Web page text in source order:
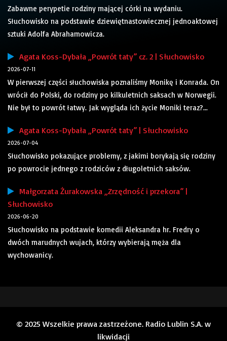
Zabawne perypetie rodziny mającej córki na wydaniu.
Słuchowisko na podstawie dziewiętnastowiecznej jednoaktowej
sztuki Adolfa Abrahamowicza.
Agata Koss-Dybała „Powrót taty” cz. 2 | Słuchowisko
2026-07-11
W pierwszej części słuchowiska poznaliśmy Monikę i Konrada. On
wrócił do Polski, do rodziny po kilkuletnich saksach w Norwegii.
Nie był to powrót łatwy. Jak wygląda ich życie Moniki teraz?...
Agata Koss-Dybała „Powrót taty” | Słuchowisko
2026-07-04
Słuchowisko pokazujące problemy, z jakimi borykają się rodziny
po powrocie jednego z rodziców z długoletnich saksów.
Małgorzata Żurakowska „Zrzędność i przekora” |
Słuchowisko
2026-06-20
Słuchowisko na podstawie komedii Aleksandra hr. Fredry o
dwóch marudnych wujach, którzy wybierają męża dla
wychowanicy.
© 2025 Wszelkie prawa zastrzeżone. Radio Lublin S.A. w
likwidacji